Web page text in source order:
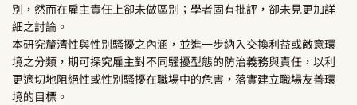
別，然而在雇主責任上卻未做區別；學者固有批評，卻未見更加詳
細之討論。
本研究釐清性與性別騷擾之內涵，並進一步納入交換利益或敵意環
境之分類，期可探究雇主對不同騷擾型態的防治義務與責任，以利
更適切地阻絕性或性別騷擾在職場中的危害，落實建立職場友善環
境的目標。